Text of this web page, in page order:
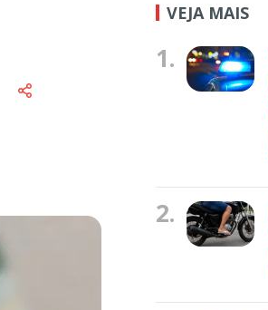
VEJA MAIS
1.
2.